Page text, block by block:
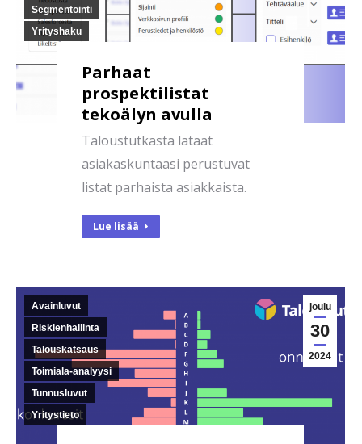
Segmentointi
Yrityshaku
Parhaat
prospektilistat
tekoälyn avulla
Taloustutkasta lataat
asiakaskuntaasi perustuvat
listat parhaista asiakkaista.
Lue lisää
joulu
30
2024
Avainluvut
Riskienhallinta
Talouskatsaus
Toimiala-analyysi
Tunnusluvut
Yritystieto